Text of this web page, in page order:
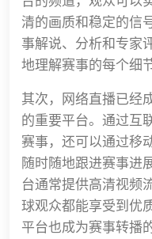
清的画质和稳定的信
事解说、分析和专家
地理解赛事的每个细节
其次，网络直播已经
的重要平台。通过互
赛事，还可以通过移
随时随地跟进赛事进
台通常提供高清视频
球观众都能享受到优
平台也成为赛事转播